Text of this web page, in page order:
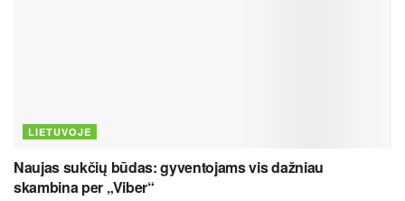
LIETUVOJE
Naujas sukčių būdas: gyventojams vis dažniau
skambina per „Viber“